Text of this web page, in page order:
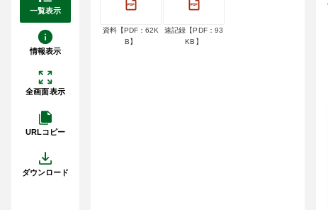
一覧表示
情報表示
全画面表示
URLコピー
ダウンロード
資料【PDF：62K
B】
速記録【PDF：93
KB】